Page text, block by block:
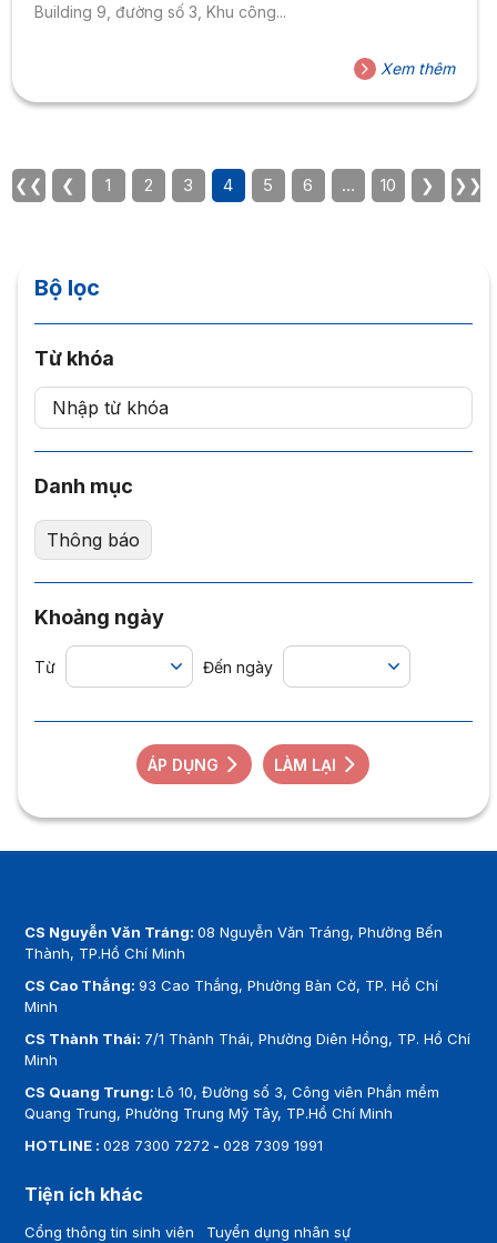
Building 9, đường số 3, Khu công...
Xem thêm
❮❮ ❮ 1 2 3 4 5 6 … 10 ❯ ❯❯
Bộ lọc
Từ khóa
Danh mục
Thông báo
Khoảng ngày
Từ Đến ngày
ÁP DỤNG LÀM LẠI
CS Nguyễn Văn Tráng:08 Nguyễn Văn Tráng, Phường Bến
Thành, TP.Hồ Chí Minh
CS Cao Thắng:93 Cao Thắng, Phường Bàn Cờ, TP. Hồ Chí
Minh
CS Thành Thái: 7/1 Thành Thái, Phường Diên Hồng, TP. Hồ Chí
Minh
CS Quang Trung:Lô 10, Đường số 3, Công viên Phần mềm
Quang Trung, Phường Trung Mỹ Tây, TP.Hồ Chí Minh
HOTLINE :028 7300 7272 -028 7309 1991
Tiện ích khác
Cổng thông tin sinh viên Tuyển dụng nhân sự